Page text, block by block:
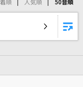
曲の一覧
順 人気順 50音順